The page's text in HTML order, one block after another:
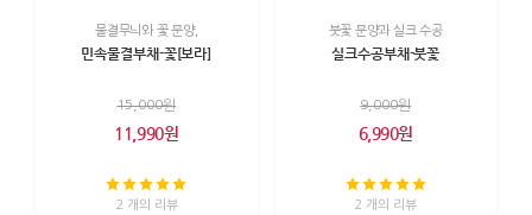
물결무늬와 꽃 문양,
민속물결부채-꽃[보라]
15,000원
11,990원
2 개의 리뷰
붓꽃 문양과 실크 수공
실크수공부채-붓꽃
9,000원
6,990원
2 개의 리뷰